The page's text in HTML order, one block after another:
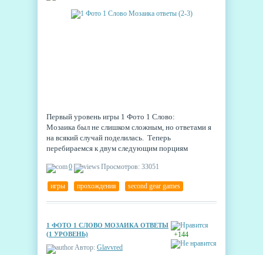
Первый уровень игры 1 Фото 1 Слово:
Мозаика был не слишком сложным, но ответами я
на всякий случай поделилась. Теперь
перебираемся к двум следующим порциям
0 Просмотров: 33051
игры прохождения second gear games
+144
1 ФОТО 1 СЛОВО МОЗАИКА ОТВЕТЫ
(1 УРОВЕНЬ)
Автор: Glavvred